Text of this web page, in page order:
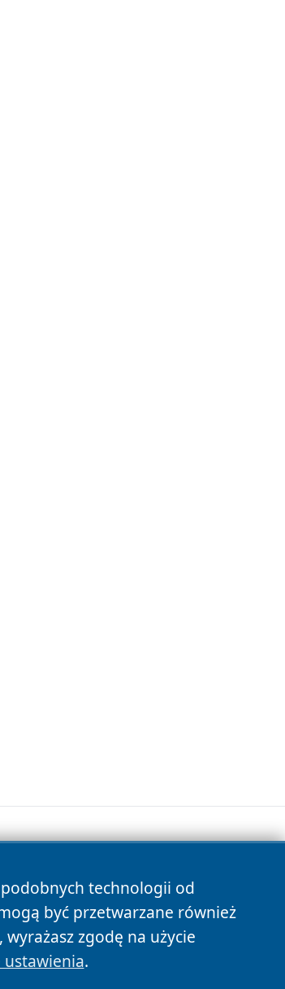
podobnych technologii od
być przetwarzane również
zgodę na użycie
ustawienia.